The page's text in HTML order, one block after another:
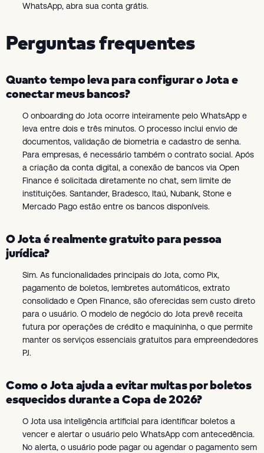
WhatsApp, abra sua conta grátis.
Perguntas frequentes
Quanto tempo leva para configurar o Jota e
conectar meus bancos?
O onboarding do Jota ocorre inteiramente pelo WhatsApp e
leva entre dois e três minutos. O processo inclui envio de
documentos, validação de biometria e cadastro de senha.
Para empresas, é necessário também o contrato social. Após
a criação da conta digital, a conexão de bancos via Open
Finance é solicitada diretamente no chat, sem limite de
instituições. Santander, Bradesco, Itaú, Nubank, Stone e
Mercado Pago estão entre os bancos disponíveis.
O Jota é realmente gratuito para pessoa
jurídica?
Sim. As funcionalidades principais do Jota, como Pix,
pagamento de boletos, lembretes automáticos, extrato
consolidado e Open Finance, são oferecidas sem custo direto
para o usuário. O modelo de negócio do Jota prevê receita
futura por operações de crédito e maquininha, o que permite
manter os serviços essenciais gratuitos para empreendedores
PJ.
Como o Jota ajuda a evitar multas por boletos
esquecidos durante a Copa de 2026?
O Jota usa inteligência artificial para identificar boletos a
vencer e alertar o usuário pelo WhatsApp com antecedência.
No alerta, o usuário pode pagar ou agendar o pagamento sem